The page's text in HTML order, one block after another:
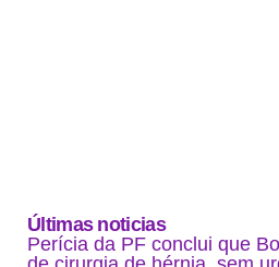
Últimas noticias
Perícia da PF conclui que